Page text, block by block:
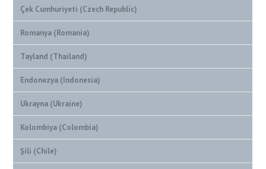
Çek Cumhuriyeti (Czech Republic)
Romanya (Romania)
Tayland (Thailand)
Endonezya (Indonesia)
Ukrayna (Ukraine)
Kolombiya (Colombia)
Şili (Chile)